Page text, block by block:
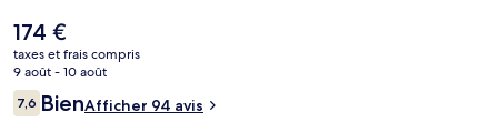
Le
prix
actuel
est
de
174 €
taxes et frais compris
9 août - 10 août
Avis
voyageurs
7,67,6 sur 10
BienAfficher 94 avis